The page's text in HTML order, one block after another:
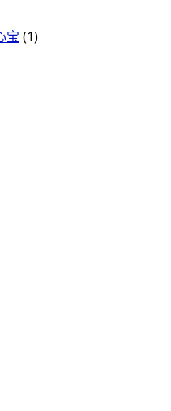
宝 (1)